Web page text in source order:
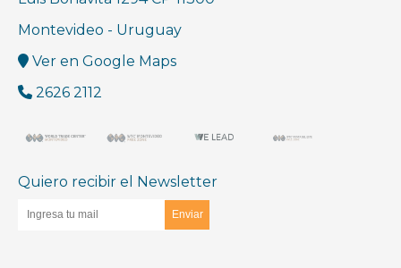
Montevideo - Uruguay
Ver en Google Maps
2626 2112
Quiero recibir el Newsletter